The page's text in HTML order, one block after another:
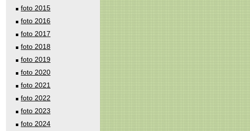
foto 2015
foto 2016
foto 2017
foto 2018
foto 2019
foto 2020
foto 2021
foto 2022
foto 2023
foto 2024